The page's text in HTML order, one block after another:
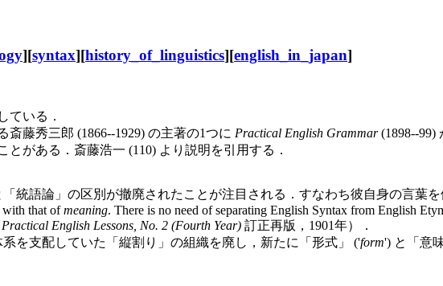
][syntax][history_of_linguistics][english_in_japan]
ている．
藤秀三郎 (1866--1929) の主著の1つに Practical English Grammar(1898--99)
がある．斎藤浩一 (110) より説明を引用する．
語論」の区別が撤廃されたことが注目される．すなわち彼自身の言葉を
with that ofmeaning. There is no need of separating English Syntax from English
Practical English Lessons, No. 2 (Fourth Year) 訂正再版，1901年）．
を支配していた「縦割り」の組織を廃し，新たに「形式」 ('form') と「意